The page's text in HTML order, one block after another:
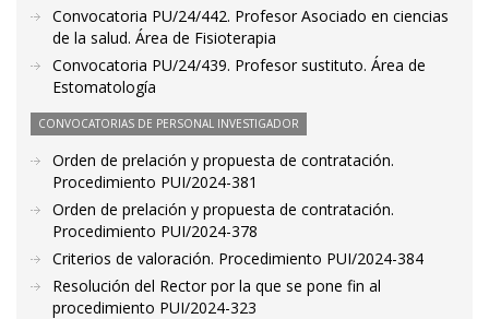
Convocatoria PU/24/442. Profesor Asociado en ciencias
de la salud. Área de Fisioterapia
Convocatoria PU/24/439. Profesor sustituto. Área de
Estomatología
CONVOCATORIAS DE PERSONAL INVESTIGADOR
Orden de prelación y propuesta de contratación.
Procedimiento PUI/2024-381
Orden de prelación y propuesta de contratación.
Procedimiento PUI/2024-378
Criterios de valoración. Procedimiento PUI/2024-384
Resolución del Rector por la que se pone fin al
procedimiento PUI/2024-323